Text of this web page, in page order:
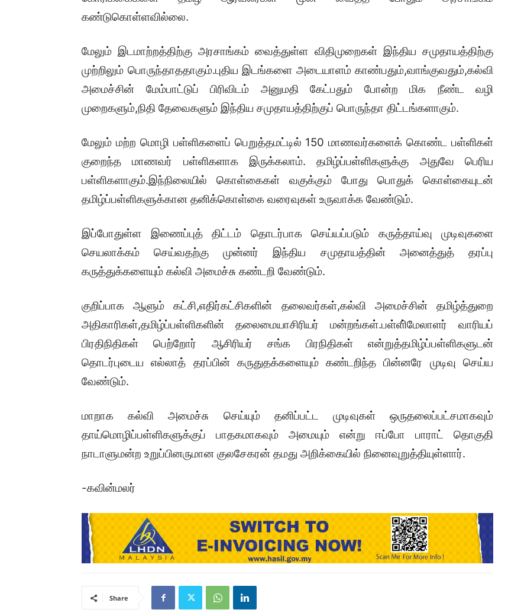
கண்டுகொள்ளவில்லை.
மேலும் இடமாற்றத்திற்கு அரசாங்கம் வைத்துள்ள விதிமுறைகள் இந்திய சமுதாயத்திற்கு
முற்றிலும் பொருந்தாததாகும்.புதிய இடங்களை அடையாளம் காண்பதும்,வாங்குவதும்,கல்வி
அமைச்சின் மேம்பாட்டுப் பிரிவிடம் அனுமதி கேட்பதும் போன்ற மிக நீண்ட வழி
முறைகளும்,நிதி தேவைகளும் இந்திய சமுதாயத்திற்குப் பொருந்தா திட்டங்களாகும்.
மேலும் மற்ற மொழி பள்ளிகளைப் பெறுத்தமட்டில் 150 மாணவர்களைக் கொண்ட பள்ளிகள்
குறைந்த மாணவர் பள்ளிகளாக இருக்கலாம். தமிழ்ப்பள்ளிகளுக்கு அதுவே பெரிய
பள்ளிகளாகும்.இந்நிலையில் கொள்கைகள் வகுக்கும் போது பொதுக் கொள்கையுடன்
தமிழ்ப்பள்ளிகளுக்கான தனிக்கொள்கை வரைவுகள் உருவாக்க வேண்டும்.
இப்போதுள்ள இணைப்புத் திட்டம் தொடர்பாக செய்யப்படும் கருத்தாய்வு முடிவுகளை
செயலாக்கம் செய்வதற்கு முன்னர் இந்திய சமுதாயத்தின் அனைத்துத் தரப்பு
கருத்துக்களையும் கல்வி அமைச்சு கண்டறி வேண்டும்.
குறிப்பாக ஆளும் கட்சி,எதிர்கட்சிகளின் தலைவர்கள்,கல்வி அமைச்சின் தமிழ்த்துறை
அதிகாரிகள்,தமிழ்ப்பள்ளிகளின் தலைமையாசிரியர் மன்றங்கள்.பள்ளி்மேலாளர் வாரியப்
பிரதிநிதிகள் பெற்றோர் ஆசிரியர் சங்க பிரநிதிகள் என்றுத்தமிழ்ப்பள்ளிகளுடன்
தொடர்புடைய எல்லாத் தரப்பின் கருதுதக்களையும் கண்டறிந்த பின்னரே முடிவு செய்ய
வேண்டும்.
மாறாக கல்வி அமைச்சு செய்யும் தனிப்பட்ட முடிவுகள் ஒருதலைப்பட்சமாகவும்
தாய்மொழிப்பள்ளிகளுக்குப் பாதகமாகவும் அமையும் என்று ஈப்போ பாராட் தொகுதி
நாடாளுமன்ற உறுப்பினருமான குலசேகரன் தமது அறிக்கையில் நினைவுறுத்தியுள்ளார்.
-கவின்மலர்
Share